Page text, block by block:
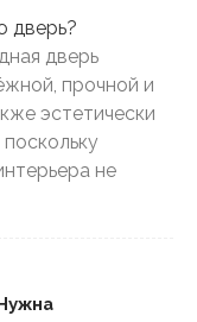
дверь
прочной и
эстетически
не